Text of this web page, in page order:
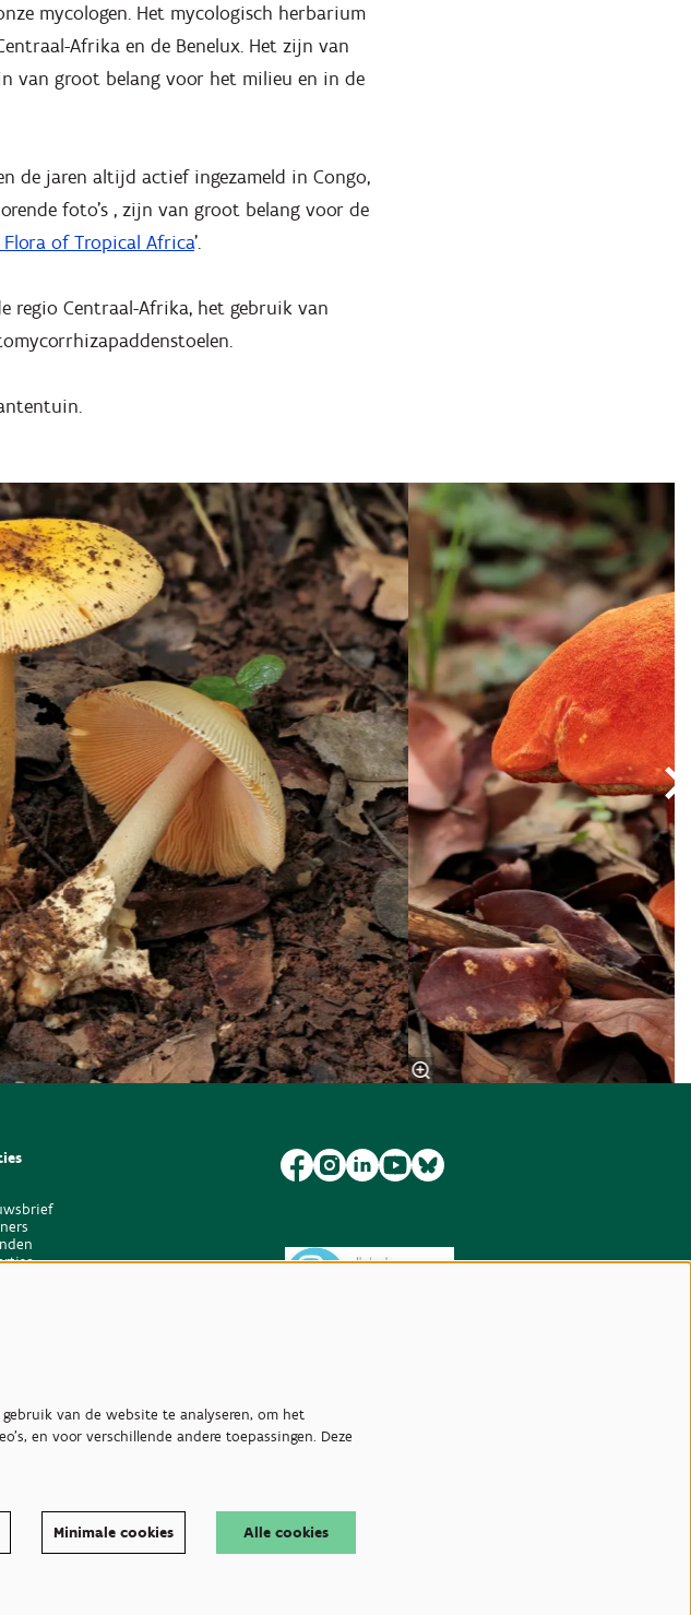
mycologen. Het mycologisch herbarium
Afrika en de Benelux. Het zijn van
van groot belang voor het milieu en in de
de jaren altijd actief ingezameld in Congo,
foto’s , zijn van groot belang voor de
Flora of Tropical Africa’.
regio Centraal-Afrika, het gebruik van
van de website te analyseren, om het
en voor verschillende andere toepassingen. Deze
Minimale cookies Alle cookies